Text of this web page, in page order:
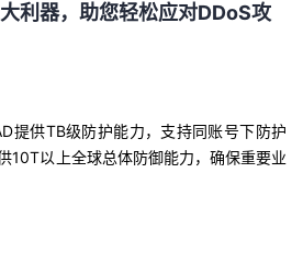
利器，助您轻松应对DDoS攻
提供TB级防护能力，支持同账号下防护
10T以上全球总体防御能力，确保重要业